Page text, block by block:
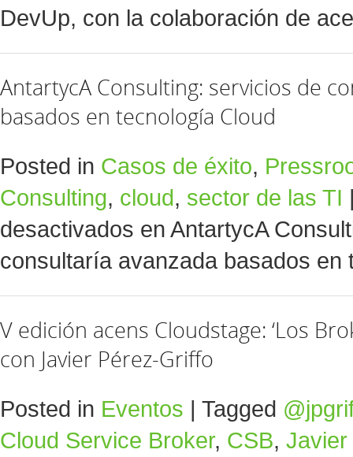
DevUp, con la colaboración de
AntartycA Consulting: servicios de
basados en tecnología Cloud
Posted in Casos de éxito,
Consulting, cloud, sector de las TI
desactivados en AntartycA
consultaría avanzada basados en
V edición acens Cloudstage: ‘Los
con Javier Pérez-Griffo
Posted in Eventos | Tagged
Cloud Service Broker, CSB, Javier